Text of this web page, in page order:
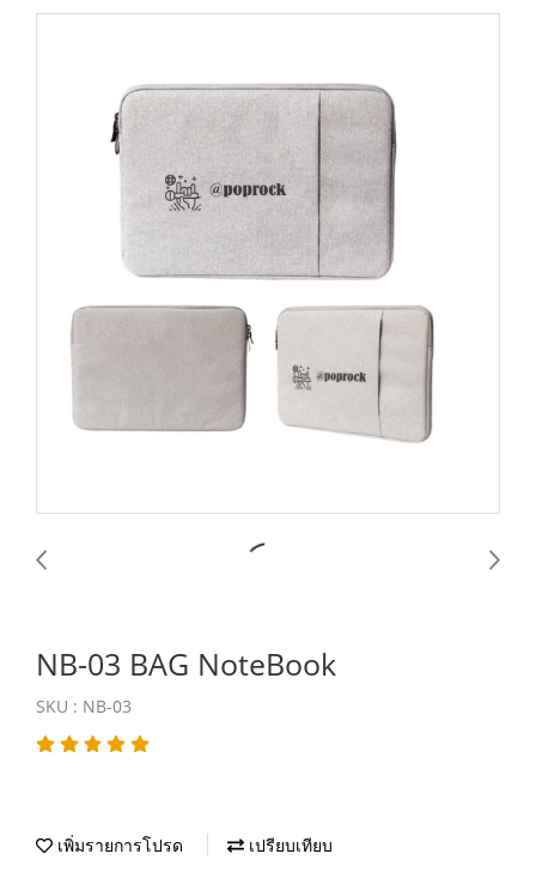
NB-03 BAG NoteBook
SKU : NB-03
เพิ่มรายการโปรด เปรียบเทียบ